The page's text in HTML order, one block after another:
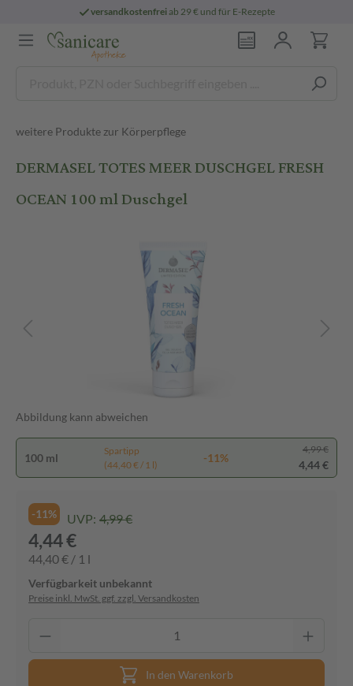
versandkostenfreiab 29 € und für E-Rezepte
weitere Produkte zur Körperpflege
DERMASEL TOTES MEER DUSCHGEL FRESH
OCEAN 100 ml Duschgel
Abbildung kann abweichen
100 ml
Spartipp
(44,40 € / 1 l)
-11%
4,99 €
4,44 €
-11% UVP: 4,99 €
4,44 €
44,40 € / 1 l
Verfügbarkeit unbekannt
Preise inkl. MwSt. ggf. zzgl. Versandkosten
In den Warenkorb